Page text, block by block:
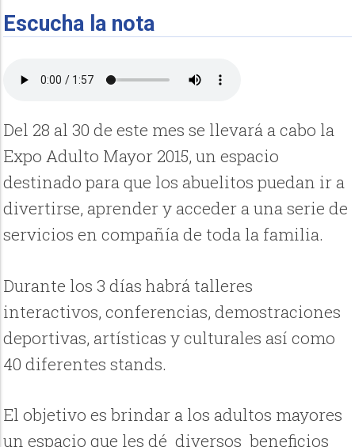
Escucha la nota
Del 28 al 30 de este mes se llevará a cabo la
Expo Adulto Mayor 2015, un espacio
destinado para que los abuelitos puedan ir a
divertirse, aprender y acceder a una serie de
servicios en compañía de toda la familia.
Durante los 3 días habrá talleres
interactivos, conferencias, demostraciones
deportivas, artísticas y culturales así como
40 diferentes stands.
El objetivo es brindar a los adultos mayores
un espacio que les dé diversos beneficios